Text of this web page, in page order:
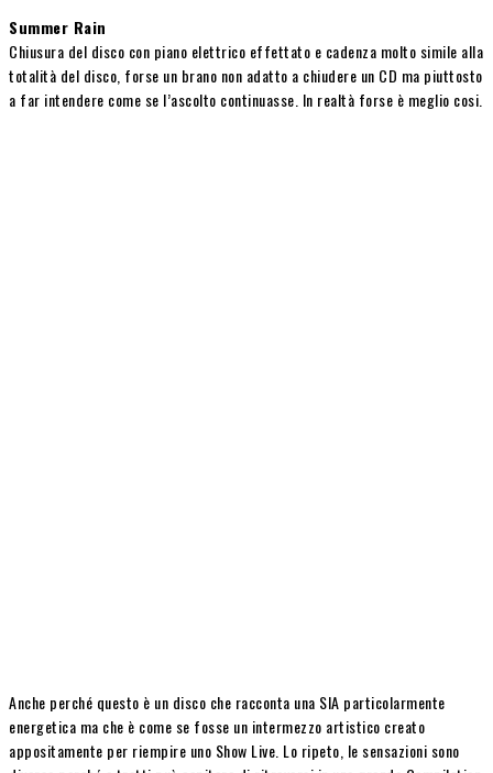
Summer Rain
Chiusura del disco con piano elettrico effettato e cadenza molto simile alla
totalità del disco, forse un brano non adatto a chiudere un CD ma piuttosto
a far intendere come se l’ascolto continuasse. In realtà forse è meglio cosi.
Anche perché questo è un disco che racconta una SIA particolarmente
energetica ma che è come se fosse un intermezzo artistico creato
appositamente per riempire uno Show Live. Lo ripeto, le sensazioni sono